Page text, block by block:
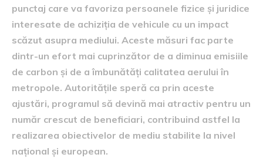
punctaj care va favoriza persoanele fizice și juridice
interesate de achiziția de vehicule cu un impact
scăzut asupra mediului. Aceste măsuri fac parte
dintr-un efort mai cuprinzător de a diminua emisiile
de carbon și de a îmbunătăți calitatea aerului în
metropole. Autoritățile speră ca prin aceste
ajustări, programul să devină mai atractiv pentru un
număr crescut de beneficiari, contribuind astfel la
realizarea obiectivelor de mediu stabilite la nivel
național și european.